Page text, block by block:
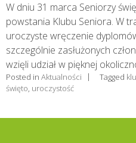
W dniu 31 marca Seniorzy
powstania Klubu Seniora. W
uroczyste wręczenie
szczególnie zasłużonych
wzięli udział w pięknej
Posted in Aktualności Tagged
święto, uroczystość